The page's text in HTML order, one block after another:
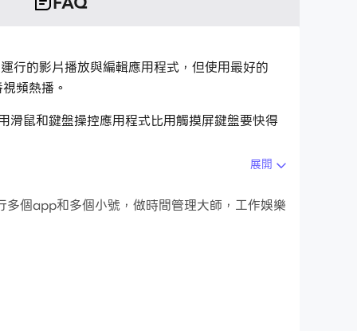
行的影片播放與編輯應用程式，但使用最好的
頻熱播。
鼠和鍵盤操控應用程式比用觸摸屏鍵盤要快得
質吧!
展開
個app和多個小號，做時間管理大師，工作娛樂